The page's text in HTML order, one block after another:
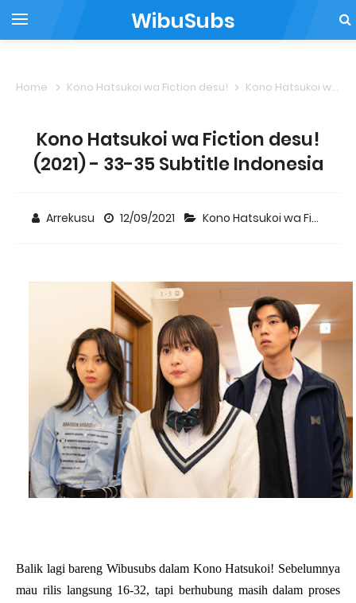
WibuSubs
Home Kono Hatsukoi wa Fiction desu! Kono Hatsukoi wa Fiction desu! (2021) - 33-35 Subtitle Indonesia
Kono Hatsukoi wa Fiction desu!
(2021) - 33-35 Subtitle Indonesia
Arrekusu 12/09/2021 Kono Hatsukoi wa Fiction desu!
Balik lagi bareng Wibusubs dalam Kono Hatsukoi! Sebelumnya
mau rilis langsung 16-32, tapi berhubung masih dalam proses